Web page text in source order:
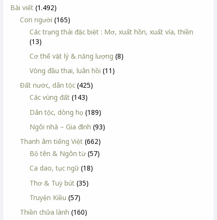
Bài viết (1.492)
Con người (165)
Các trạng thái đặc biệt : Mơ, xuất hồn, xuất vía, thiền
(13)
Cơ thể vật lý & năng lượng (8)
Vòng đầu thai, luân hồi (11)
Đất nước, dân tộc (425)
Các vùng đất (143)
Dân tộc, dòng họ (189)
Ngôi nhà – Gia đình (93)
Thanh âm tiếng Việt (662)
Bộ tên & Ngôn từ (57)
Ca dao, tục ngữ (18)
Thơ & Tuỳ bút (35)
Truyện Kiều (57)
Thiền chữa lành (160)